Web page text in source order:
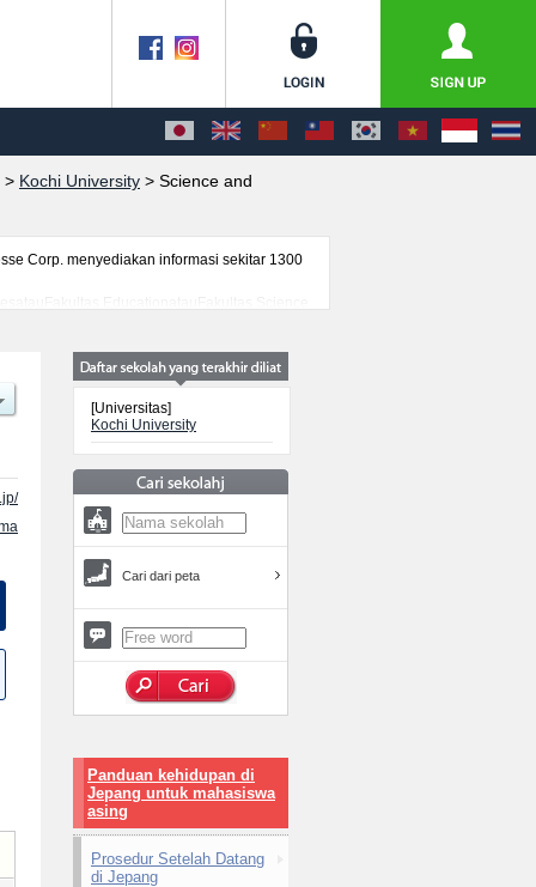
> Kochi University > Science and
Corp. menyediakan informasi sekitar 1300
[Universitas]
Kochi University
Cari dari peta
Panduan kehidupan di
Jepang untuk mahasiswa
asing
Prosedur Setelah Datang
di Jepang